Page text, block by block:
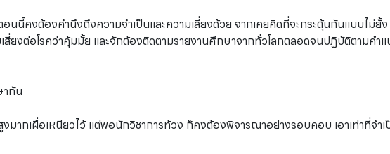
นนี้คงต้องคำนึงถึงความจำเป็นและความเสี่ยงด้วย จากเคยคิดที่จะกระตุ้นกันแบบไม่ยั้ง
สี่ยงต่อโรคว่าคุ้มมั้ย และจักต้องติดตามรายงานศึกษาจากทั่วโลกตลอดจนปฏิบัติตามคำ
กัน
มากเผื่อเหนียวไว้ แต่พอนักวิชาการท้วง ก็คงต้องพิจารณาอย่างรอบคอบ เอาเท่าที่จำ